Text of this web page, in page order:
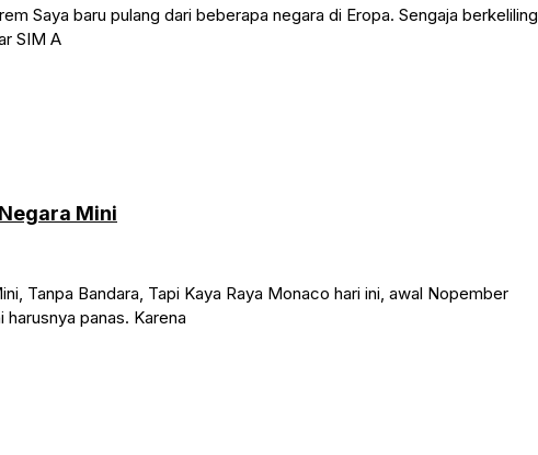
Saya baru pulang dari beberapa negara di Eropa. Sengaja berkeliling
SIM A
Mini
Tanpa Bandara, Tapi Kaya Raya Monaco hari ini, awal Nopember
harusnya panas. Karena